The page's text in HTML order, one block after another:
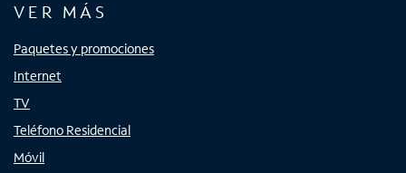
VER MÁS
Paquetes y promociones
Internet
TV
Teléfono Residencial
Móvil